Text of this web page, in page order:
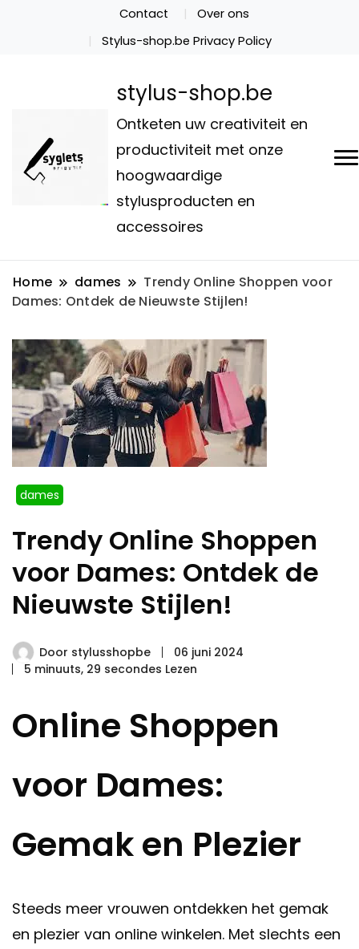
Contact
Over ons
Stylus-shop.be Privacy Policy
stylus-shop.be
Ontketen uw creativiteit en
productiviteit met onze
hoogwaardige
stylusproducten en
accessoires
Home dames
Trendy Online Shoppen voor
Dames: Ontdek de Nieuwste Stijlen!
dames
Trendy Online Shoppen
voor Dames: Ontdek de
Nieuwste Stijlen!
Door stylusshopbe
06 juni 2024
5 minuuts, 29 secondes Lezen
Online Shoppen
voor Dames:
Gemak en Plezier
Steeds meer vrouwen ontdekken het gemak
en plezier van online winkelen. Met slechts een